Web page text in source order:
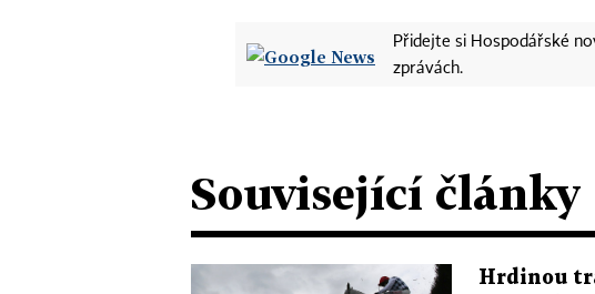
Přidejte si Hospodářské
zprávách.
Související články
Hrdinou